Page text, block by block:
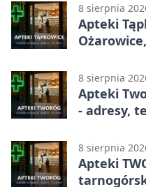
8 sierpnia
Apteki
8 sierpnia
Apteki
- adresy,
8 sierpnia
Apteki